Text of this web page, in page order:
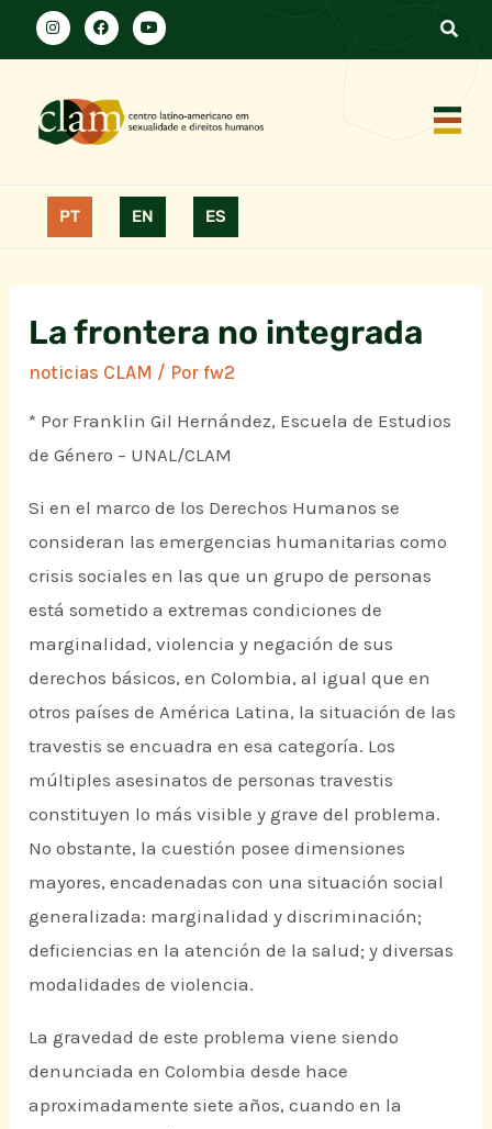
PT EN ES
La frontera no integrada
noticias CLAM / Porfw2
* Por Franklin Gil Hernández, Escuela de Estudios
de Género – UNAL/CLAM
Si en el marco de los Derechos Humanos se
consideran las emergencias humanitarias como
crisis sociales en las que un grupo de personas
está sometido a extremas condiciones de
marginalidad, violencia y negación de sus
derechos básicos, en Colombia, al igual que en
otros países de América Latina, la situación de las
travestis se encuadra en esa categoría. Los
múltiples asesinatos de personas travestis
constituyen lo más visible y grave del problema.
No obstante, la cuestión posee dimensiones
mayores, encadenadas con una situación social
generalizada: marginalidad y discriminación;
deficiencias en la atención de la salud; y diversas
modalidades de violencia.
La gravedad de este problema viene siendo
denunciada en Colombia desde hace
aproximadamente siete años, cuando en la